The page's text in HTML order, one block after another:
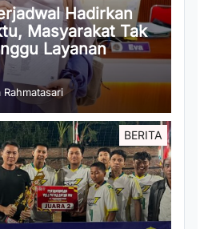
Hadirkan
Masyarakat Tak
Layanan
Rahmatasari
BERITA